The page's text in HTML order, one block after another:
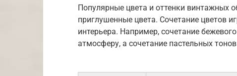
Популярные цвета и оттенки винтажных
приглушенные цвета. Сочетание цветов
интерьера. Например, сочетание
атмосферу, а сочетание пастельных